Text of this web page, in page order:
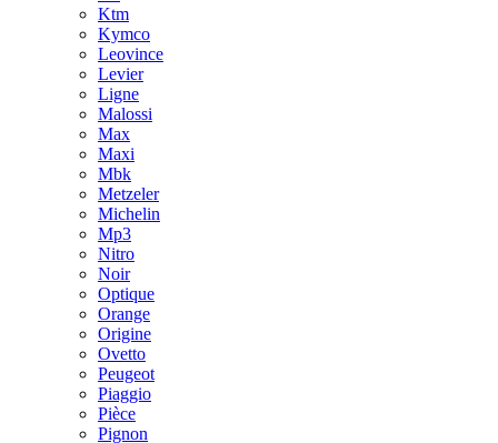
Ktm
Kymco
Leovince
Levier
Ligne
Malossi
Max
Maxi
Mbk
Metzeler
Michelin
Mp3
Nitro
Noir
Optique
Orange
Origine
Ovetto
Peugeot
Piaggio
Pièce
Pignon